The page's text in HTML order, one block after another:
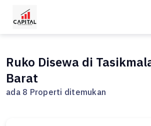
Ruko Disewa di
Barat
ada 8 Properti ditemukan